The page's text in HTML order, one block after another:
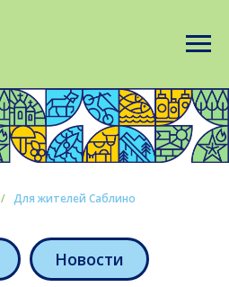
/ Для жителей Саблино
Новости